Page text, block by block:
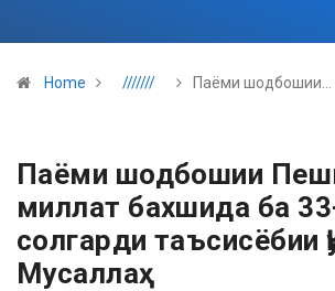
Home /////// Паёми шодбошии…
Паёми шодбошии
миллат бахшида ба
солгарди таъсисёбии
Мусаллаҳ